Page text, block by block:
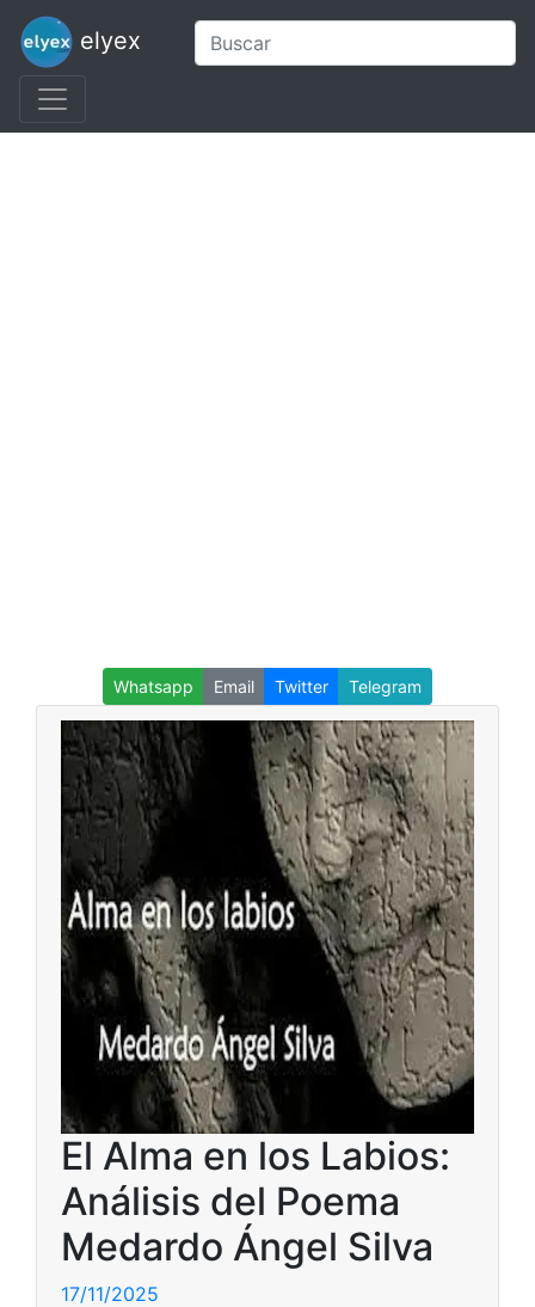
elyex
Whatsapp Email Twitter Telegram
El Alma en los Labios:
Análisis del Poema
Medardo Ángel Silva
17/11/2025